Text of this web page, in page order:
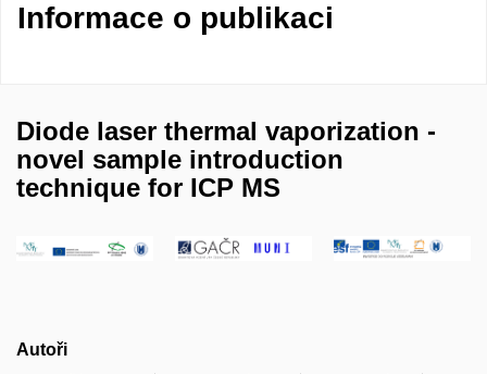
Informace o publikaci
Diode laser thermal vaporization -
novel sample introduction
technique for ICP MS
Autoři